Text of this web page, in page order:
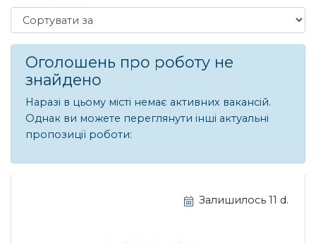
Сортувати за
Оголошень про роботу не
знайдено
Наразі в цьому місті немає активних вакансій.
Однак ви можете переглянути інші актуальні
пропозиції роботи:
Залишилось 11 d.